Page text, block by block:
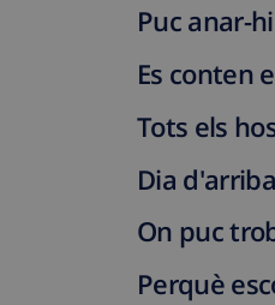
Puc anar-
Es conten
Tots els
Dia
On puc
Perquè